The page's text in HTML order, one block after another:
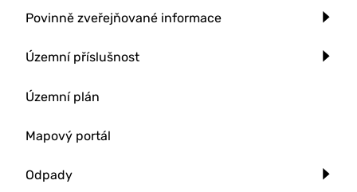
Povinně zveřejňované informace
Územní příslušnost
Územní plán
Mapový portál
Odpady